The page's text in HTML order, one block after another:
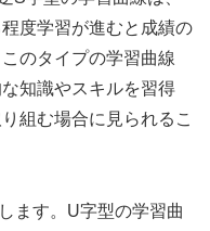
度学習が進むと成績の
のタイプの学習曲線
知識やスキルを習得
組む場合に見られるこ
ます。U字型の学習曲